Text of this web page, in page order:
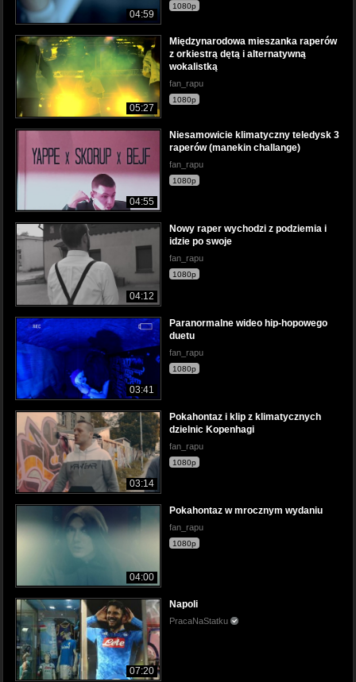
04:59
1080p
05:27
Międzynarodowa mieszanka raperów
z orkiestrą dętą i alternatywną
wokalistką
fan_rapu
1080p
04:55
Niesamowicie klimatyczny teledysk 3
raperów (manekin challange)
fan_rapu
1080p
04:12
Nowy raper wychodzi z podziemia i
idzie po swoje
fan_rapu
1080p
03:41
Paranormalne wideo hip-hopowego
duetu
fan_rapu
1080p
03:14
Pokahontaz i klip z klimatycznych
dzielnic Kopenhagi
fan_rapu
1080p
04:00
Pokahontaz w mrocznym wydaniu
fan_rapu
1080p
07:20
Napoli
PracaNaStatku